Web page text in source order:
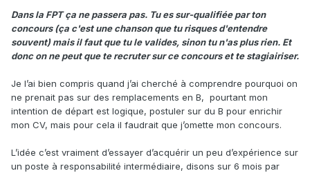
Dans la FPT ça ne passera pas. Tu es sur-qualifiée par ton
concours (ça c'est une chanson que tu risques d'entendre
souvent) mais il faut que tu le valides, sinon tu n'as plus rien. Et
donc on ne peut que te recruter sur ce concours et te stagiairiser.
Je l’ai bien compris quand j’ai cherché à comprendre pourquoi on
ne prenait pas sur des remplacements en B, pourtant mon
intention de départ est logique, postuler sur du B pour enrichir
mon CV, mais pour cela il faudrait que j’omette mon concours.
L’idée c’est vraiment d’essayer d’acquérir un peu d’expérience sur
un poste à responsabilité intermédiaire, disons sur 6 mois par